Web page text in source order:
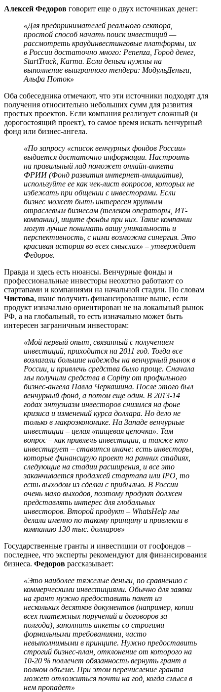
Алексей Федоров говорит еще о двух источниках денег:
«Для предпринимателей реального сектора,
простой способ начать поиск инвестиций —
рассмотреть краудинвестинговые платформы, их
в России достаточно много: Penenza, Город денег,
StartTrack, Karma. Если деньги нужны на
выполнение выигранного тендера: МодульДеньги,
Альфа Поток»
Оба собеседника отмечают, что эти источники подходят для
получения относительно небольших сумм для развития
простых проектов. Если компания реализует сложный (и
дорогостоящий проект), то самое время искать венчурный
фонд или бизнес-ангела.
«По запросу «список венчурных фондов России»
выдается достаточно информации. Настроить
на правильный лад поможет онлайн-анкета
ФРИИ (Фонд развития интернет-инициатив),
используйте ее как чек-лист вопросов, которых не
избежать при общении с инвесторами. Если
бизнес может быть интересен крупным
отраслевым бизнесам (телеком операторы, ИТ-
компании), ищите фонды при них. Такие компании
могут лучше понимать вашу уникальность и
перспективность, с ними возможна синергия. Это
красивая история во всех смыслах» – утверждает
Федоров.
Правда и здесь есть нюансы. Венчурные фонды и
профессиональные инвесторы неохотно работают со
стартапами и компаниями на начальной стадии. По словам
Чистова, шанс получить финансирование выше, если
продукт изначально ориентирован не на локальный рынок
РФ, а на глобальный, то есть изначально может быть
интересен заграничным инвесторам:
«Мой первый опыт, связанный с получением
инвестиций, приходится на 2011 год. Тогда все
возлагали большие надежды на венчурный рынок в
России, и привлечь средства было проще. Сначала
мы получили средства в Copiny от профильного
бизнес-ангела Павла Черкашина. После этого был
венчурный фонд, а потом еще один. В 2013-14
годах энтузиазм инвесторов снизился на фоне
кризиса и изменений курса доллара. Но дело не
только в макроэкономике. На Западе венчурные
инвестиции – целая «пищевая цепочка». Там
вопрос – как привлечь инвестиции, а также кто
инвестирует – ставится иначе: есть инвесторы,
которые финансирую проект на ранних стадиях,
следующие на стадии расширения, и все это
заканчивается продажей стартапа или IPO , то
есть выходом из сделки с прибылью. В России
очень мало выходов, поэтому продукт должен
представлять интерес для глобальных
инвесторов. Второй продукт – WhatsHelp мы
делали именно по такому принципу и привлекли в
компанию 130 тыс. долларов»
Государственные гранты и инвестиции от госфондов –
последнее, что эксперты рекомендуют для финансирования
бизнеса. Федоров рассказывает:
«Это наиболее тяжелые деньги, по сравнению с
коммерческими инвестициями. Обычно для заявки
на грант нужно предоставить пакет из
нескольких десятков документов (например, копии
всех платежных поручений и договоров за
полгода), заполнить анкеты со строгими
формальными требованиями, часто
невыполнимыми в принципе. Нужно предоставить
строгий бизнес-план, отклонение от которого на
10-20 % повлечет обязанность вернуть грант в
полном объеме. При этом перечисление гранта
может отложиться почти на год, когда смысл в
нем пропадет»